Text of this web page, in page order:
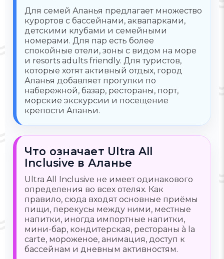
Для семей Аланья предлагает множество
курортов с бассейнами, аквапарками,
детскими клубами и семейными
номерами. Для пар есть более
спокойные отели, зоны с видом на море
и resorts adults friendly. Для туристов,
которые хотят активный отдых, город
Аланья добавляет прогулки по
набережной, базар, рестораны, порт,
морские экскурсии и посещение
крепости Аланьи.
Что означает Ultra All
Inclusive в Аланье
Ultra All Inclusive не имеет одинакового
определения во всех отелях. Как
правило, сюда входят основные приёмы
пищи, перекусы между ними, местные
напитки, иногда импортные напитки,
мини-бар, кондитерская, рестораны à la
carte, мороженое, анимация, доступ к
бассейнам и дневным активностям.